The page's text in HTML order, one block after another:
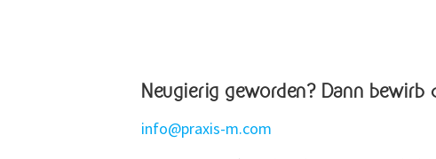
Neugierig geworden? Dann
info@praxis-m.com